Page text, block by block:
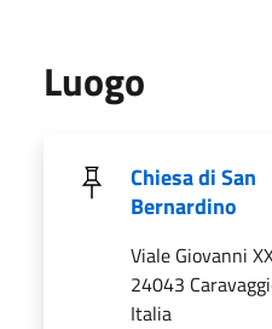
Luogo
Chiesa di San
Bernardino
Viale Giovanni
24043
Italia